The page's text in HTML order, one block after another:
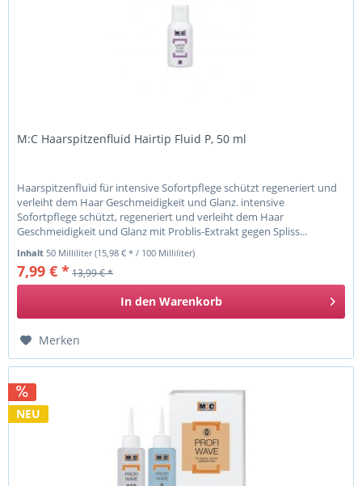
M:C Haarspitzenfluid Hairtip Fluid P, 50 ml
Haarspitzenfluid für intensive Sofortpflege schützt regeneriert und
verleiht dem Haar Geschmeidigkeit und Glanz. intensive
Sofortpflege schützt, regeneriert und verleiht dem Haar
Geschmeidigkeit und Glanz mit Problis-Extrakt gegen Spliss...
Inhalt50 Milliliter(15,98 € * / 100 Milliliter)
7,99 € *13,99 € *
In den Warenkorb
Merken
NEU